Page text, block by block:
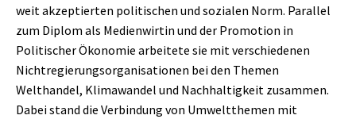
weit akzeptierten politischen und sozialen Norm. Parallel
zum Diplom als Medienwirtin und der Promotion in
Politischer Ökonomie arbeitete sie mit verschiedenen
Nichtregierungsorganisationen bei den Themen
Welthandel, Klimawandel und Nachhaltigkeit zusammen.
Dabei stand die Verbindung von Umweltthemen mit